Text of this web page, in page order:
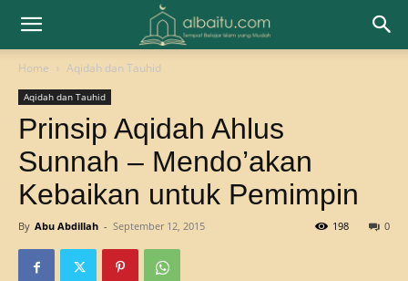
Home Aqidah dan Tauhid
Aqidah dan Tauhid
Prinsip Aqidah Ahlus
Sunnah – Mendo’akan
Kebaikan untuk Pemimpin
By Abu Abdillah - September 12, 2015 0
198